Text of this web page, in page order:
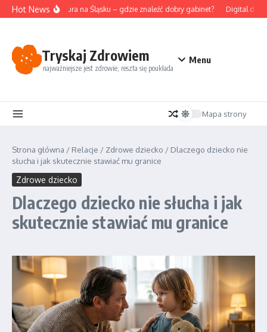
Przejdź do treści
Hot NewsAkupunktura na Śląsku – gdzie znaleźć dobry gabinet? Digital
Tryskaj Zdrowiem
najważniejsze jest zdrowie, reszta się poukłada
Menu
Mapa strony
Strona główna / Relacje / Zdrowe dziecko / Dlaczego dziecko nie
słucha i jak skutecznie stawiać mu granice
Zdrowe dziecko
Dlaczego dziecko nie słucha i jak
skutecznie stawiać mu granice